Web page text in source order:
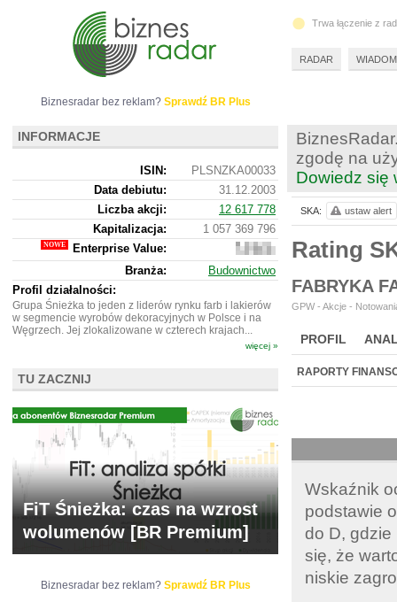
zgodę na
Dowiedz się
Rating
FABRYKA
GPW - Akcje -
PROFIL
WYCENA BR
RAPORTY
Wskaźnik
podstawie
do D, gdzie
się, że
niskie
SKA: ustaw alert
Biznesradar bez reklam? Sprawdź BR Plus
INFORMACJE
ISIN:
PLSNZKA00033
Data debiutu:
31.12.2003
Liczba akcji:
12 617 778
Kapitalizacja:
1 057 369 796
Enterprise Value:
1
213
337
Branża:
Budownictwo
Profil działalności:
Grupa Śnieżka to jeden z liderów rynku farb i lakierów
w segmencie wyrobów dekoracyjnych w Polsce i na
Węgrzech. Jej zlokalizowane w czterech krajach...
więcej »
TU ZACZNIJ
FiT Śnieżka: czas na wzrost
wolumenów [BR Premium]
Biznesradar bez reklam? Sprawdź BR Plus
Trwa łączenie z
RADAR